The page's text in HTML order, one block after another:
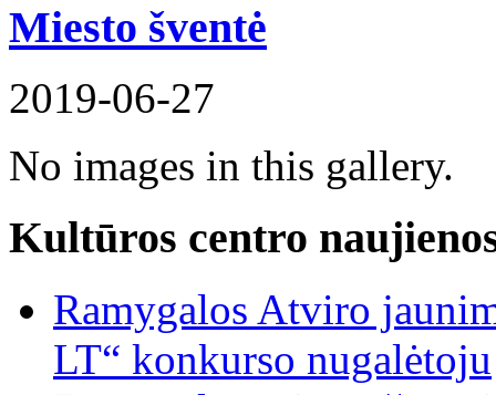
Miesto šventė
2019-06-27
No images in this gallery.
Kultūros centro
Ramygalos Atviro
LT“ konkurso nugalėtoju